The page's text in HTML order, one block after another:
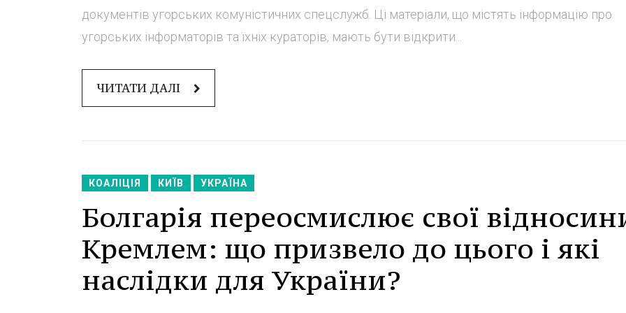
документів угорських комуністичних спецслужб. Ці матеріали, що містять інформацію про
угорських інформаторів та їхніх кураторів, мають бути відкрити...
ЧИТАТИ ДАЛІ
КОАЛІЦІЯ КИЇВ УКРАЇНА
Болгарія переосмислює свої
Кремлем: що призвело до цього і які
наслідки для України?